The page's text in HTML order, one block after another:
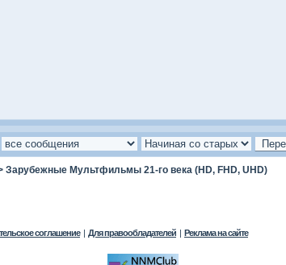
Зарубежные Мультфильмы 21-го века (HD, FHD, UHD)
соглашение | Для правообладателей | Реклама на сайте